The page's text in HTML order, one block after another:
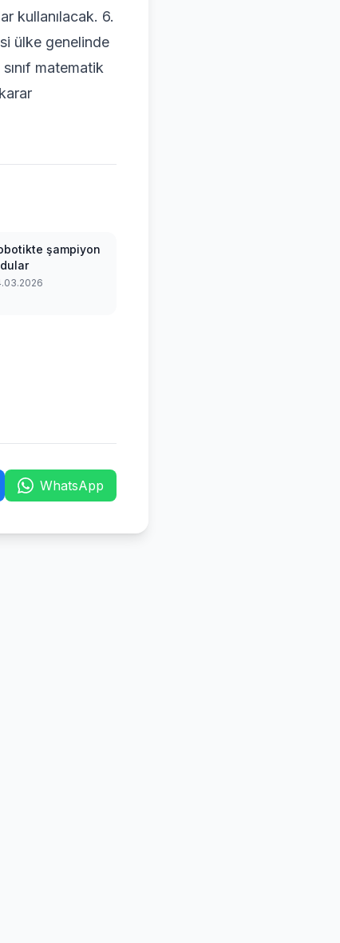
kullanılacak. 6.
ülke genelinde
matematik
şampiyon
WhatsApp